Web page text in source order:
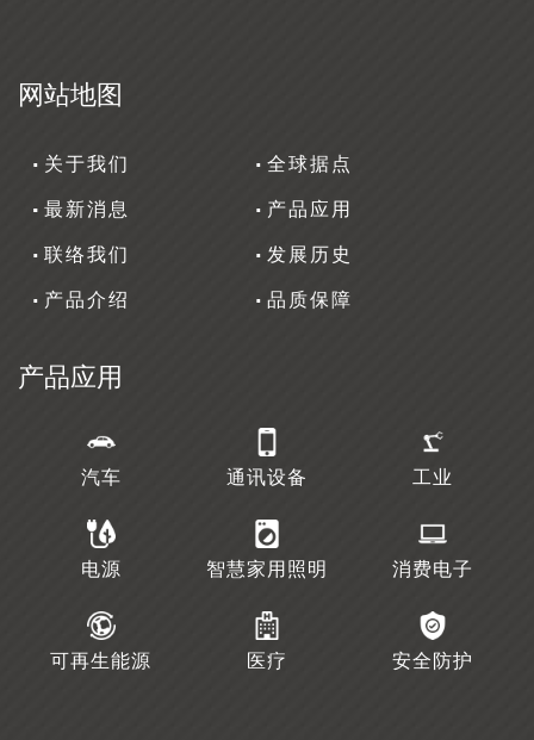
网站地图
关于我们
最新消息
联络我们
产品介绍
全球据点
产品应用
发展历史
品质保障
产品应用
汽车 通讯设备 工业
电源 智慧家用照明 消费电子
可再生能源 医疗 安全防护